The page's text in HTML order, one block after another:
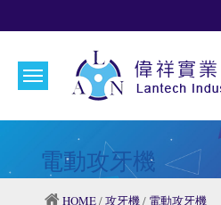
電動攻牙機
HOME/攻牙機/ 電動攻牙機